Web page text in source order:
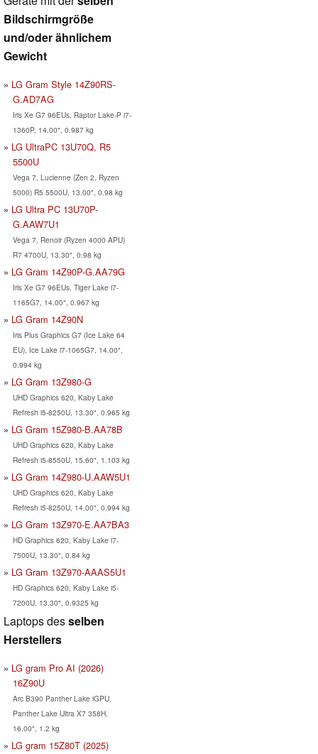
Bildschirmgröße
und/oder ähnlichem
Gewicht
LG Gram Style 14Z90RS-
G.AD7AG
Iris Xe G7 96EUs, Raptor Lake-P i7-
1360P, 14.00", 0.987 kg
LG UltraPC 13U70Q, R5
5500U
Vega 7, Lucienne (Zen 2, Ryzen
5000) R5 5500U, 13.00", 0.98 kg
LG Ultra PC 13U70P-
G.AAW7U1
Vega 7, Renoir (Ryzen 4000 APU)
R7 4700U, 13.30", 0.98 kg
LG Gram 14Z90P-G.AA79G
Iris Xe G7 96EUs, Tiger Lake i7-
1165G7, 14.00", 0.967 kg
LG Gram 14Z90N
Iris Plus Graphics G7 (Ice Lake 64
EU), Ice Lake i7-1065G7, 14.00",
0.994 kg
LG Gram 13Z980-G
UHD Graphics 620, Kaby Lake
Refresh i5-8250U, 13.30", 0.965 kg
LG Gram 15Z980-B.AA78B
UHD Graphics 620, Kaby Lake
Refresh i5-8550U, 15.60", 1.103 kg
LG Gram 14Z980-U.AAW5U1
UHD Graphics 620, Kaby Lake
Refresh i5-8250U, 14.00", 0.994 kg
LG Gram 13Z970-E.AA7BA3
HD Graphics 620, Kaby Lake i7-
7500U, 13.30", 0.84 kg
LG Gram 13Z970-AAAS5U1
HD Graphics 620, Kaby Lake i5-
7200U, 13.30", 0.9325 kg
Laptops desselben
Herstellers
LG gram Pro AI (2026)
16Z90U
Arc B390 Panther Lake iGPU,
Panther Lake Ultra X7 358H,
16.00", 1.2 kg
LG gram 15Z80T (2025)